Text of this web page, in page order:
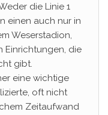
die Linie 1
einen auch nur in
Weserstadion,
Einrichtungen, die
gibt.
eine wichtige
oft nicht
Zeitaufwand